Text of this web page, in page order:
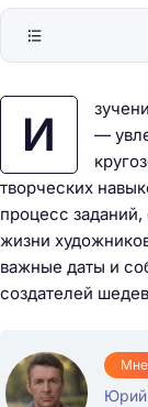
И
—
творческих
процесс
жизни
важные даты и
создателей
Юрий